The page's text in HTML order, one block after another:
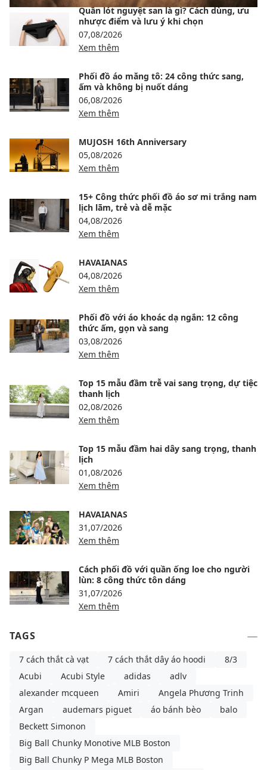
Quần lót nguyệt san là gì? Cách dùng, ưu
nhược điểm và lưu ý khi chọn
07,08/2026
Xem thêm
Phối đồ áo măng tô: 24 công thức sang,
ấm và không bị nuốt dáng
06,08/2026
Xem thêm
MUJOSH 16th Anniversary
05,08/2026
Xem thêm
15+ Công thức phối đồ áo sơ mi trắng nam
lịch lãm, trẻ và dễ mặc
04,08/2026
Xem thêm
HAVAIANAS
04,08/2026
Xem thêm
Phối đồ với áo khoác dạ ngắn: 12 công
thức ấm, gọn và sang
03,08/2026
Xem thêm
Top 15 mẫu đầm trễ vai sang trọng, dự tiệc
thanh lịch
02,08/2026
Xem thêm
Top 15 mẫu đầm hai dây sang trọng, thanh
lịch
01,08/2026
Xem thêm
HAVAIANAS
31,07/2026
Xem thêm
Cách phối đồ với quần ống loe cho người
lùn: 8 công thức tôn dáng
31,07/2026
Xem thêm
TAGS
7 cách thắt cà vạt 7 cách thắt dây áo hoodi
8/3
Acubi
Acubi Style adidas
adlv
alexander mcqueen
Amiri
Angela Phương Trinh
Argan
audemars piguet áo bánh bèo
balo
Beckett Simonon
Big Ball Chunky Monotive MLB Boston
Big Ball Chunky P Mega MLB Boston